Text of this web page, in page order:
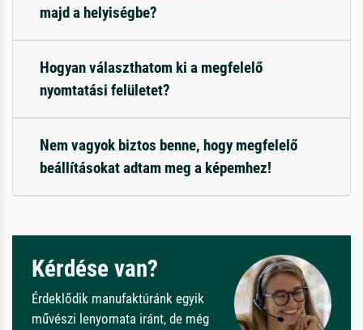
majd a helyiségbe?
Hogyan választhatom ki a megfelelő
nyomtatási felületet?
Nem vagyok biztos benne, hogy megfelelő
beállításokat adtam meg a képemhez!
Kérdése van?
Érdeklődik manufaktúránk egyik
művészi lenyomata iránt, de még